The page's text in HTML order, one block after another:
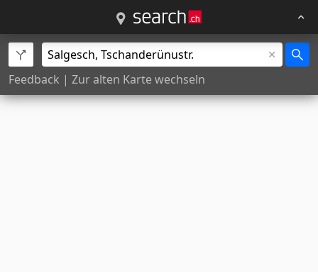
Feedback | Zur alten Karte wechseln